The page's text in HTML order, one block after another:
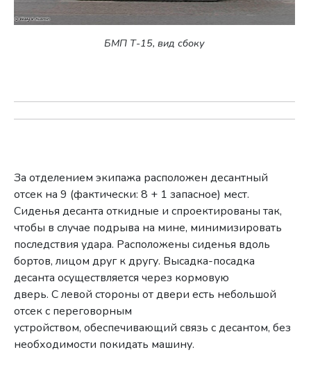
БМП Т-15, вид сбоку
За отделением экипажа расположен десантный
отсек на 9 (фактически: 8 + 1 запасное) мест.
Сиденья десанта откидные и спроектированы так,
чтобы в случае подрыва на мине, минимизировать
последствия удара. Расположены сиденья вдоль
бортов, лицом друг к другу. Высадка-посадка
десанта осуществляется через кормовую
дверь. С левой стороны от двери есть небольшой
отсек с переговорным
устройством, обеспечивающий связь с десантом, без
необходимости покидать машину.